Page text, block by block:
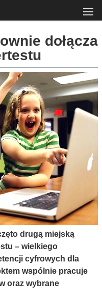
dołącza
drugą miejską
– wielkiego
cyfrowych dla
wspólnie pracuje
oraz wybrane